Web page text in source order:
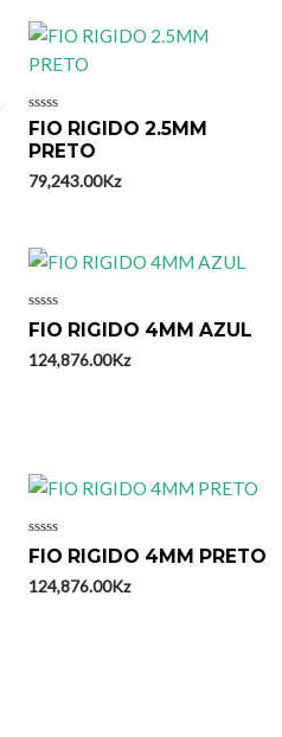
Avaliação
0
de
5
FIO RIGIDO 2.5MM
PRETO
79,243.00Kz
Avaliação
0
de
5
FIO RIGIDO 4MM AZUL
124,876.00Kz
Avaliação
0
de
5
FIO RIGIDO 4MM PRETO
124,876.00Kz